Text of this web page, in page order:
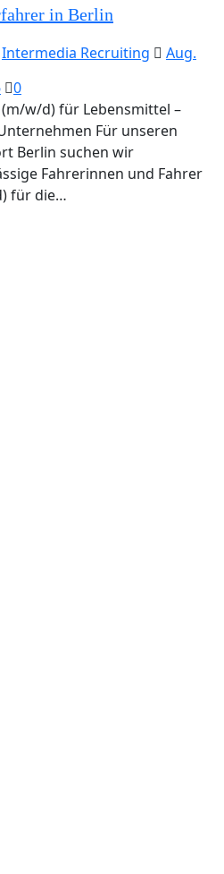
in Berlin
Intermedia Recruiting
Aug.
0
w/d) für Lebensmittel –
Für unseren
Berlin suchen wir
Fahrerinnen und Fahrer
für die…